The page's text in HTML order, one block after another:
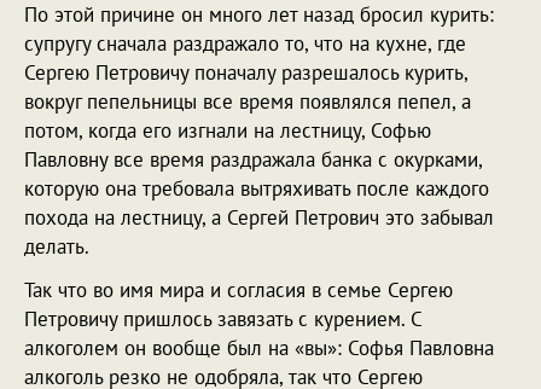
По этой причине он много лет назад бросил курить:
супругу сначала раздражало то, что на кухне, где
Сергею Петровичу поначалу разрешалось курить,
вокруг пепельницы все время появлялся пепел, а
потом, когда его изгнали на лестницу, Софью
Павловну все время раздражала банка с окурками,
которую она требовала вытряхивать после каждого
похода на лестницу, а Сергей Петрович это забывал
делать.
Так что во имя мира и согласия в семье Сергею
Петровичу пришлось завязать с курением. С
алкоголем он вообще был на «вы»: Софья Павловна
алкоголь резко не одобряла, так что Сергею